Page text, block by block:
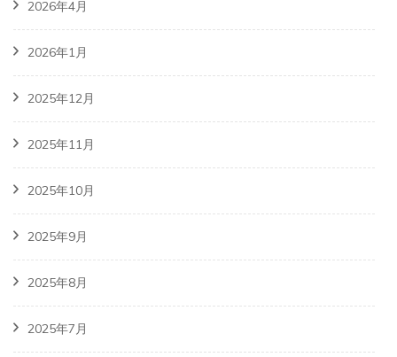
2026年4月
2026年1月
2025年12月
2025年11月
2025年10月
2025年9月
2025年8月
2025年7月